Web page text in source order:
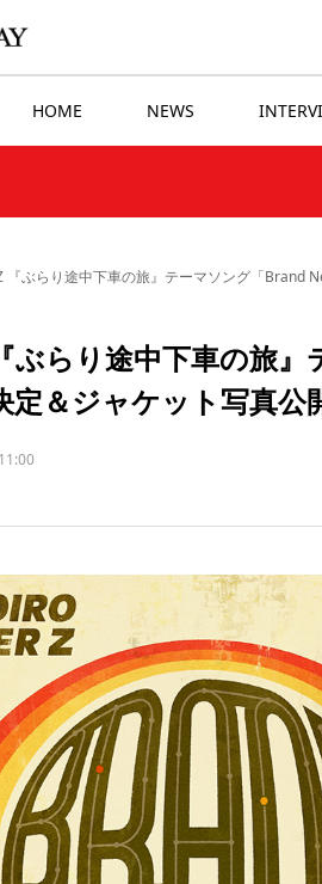
HOME NEWS
『ぶらり途中下車の旅』テーマソング「Brand
ぶらり途中下車の旅
＆ジャケット写真公